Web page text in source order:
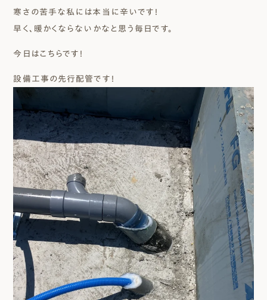
寒さの苦手な私には本当に辛いです！
早く、暖かくならないかなと思う毎日です。
今日はこちらです！
設備工事の先行配管です！